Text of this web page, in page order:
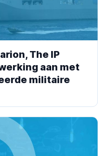
The IP
aan met
militaire